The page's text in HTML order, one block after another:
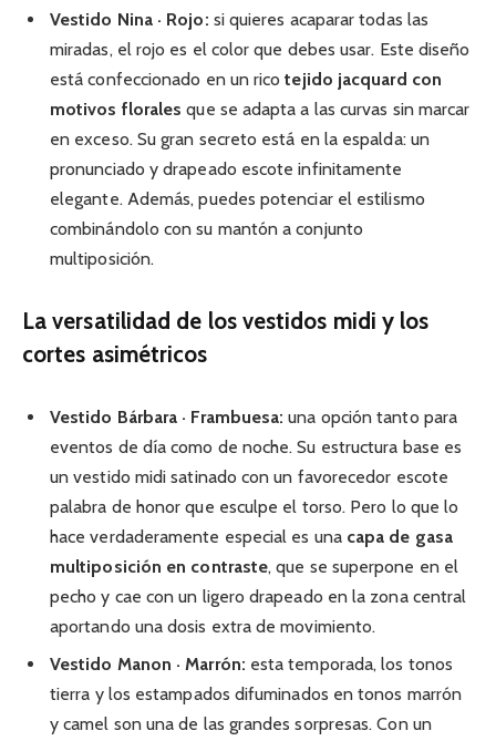
Vestido Nina · Rojo: si quieres acaparar todas las
miradas, el rojo es el color que debes usar. Este diseño
está confeccionado en un ricotejido jacquard con
motivos florales que se adapta a las curvas sin marcar
en exceso. Su gran secreto está en la espalda: un
pronunciado y drapeado escote infinitamente
elegante. Además, puedes potenciar el estilismo
combinándolo con su mantón a conjunto
multiposición.
La versatilidad de los vestidos midi y los
cortes asimétricos
Vestido Bárbara · Frambuesa: una opción tanto para
eventos de día como de noche. Su estructura base es
un vestido midi satinado con un favorecedor escote
palabra de honor que esculpe el torso. Pero lo que lo
hace verdaderamente especial es una capa de gasa
multiposición en contraste, que se superpone en el
pecho y cae con un ligero drapeado en la zona central
aportando una dosis extra de movimiento.
Vestido Manon · Marrón: esta temporada, los tonos
tierra y los estampados difuminados en tonos marrón
y camel son una de las grandes sorpresas. Con un